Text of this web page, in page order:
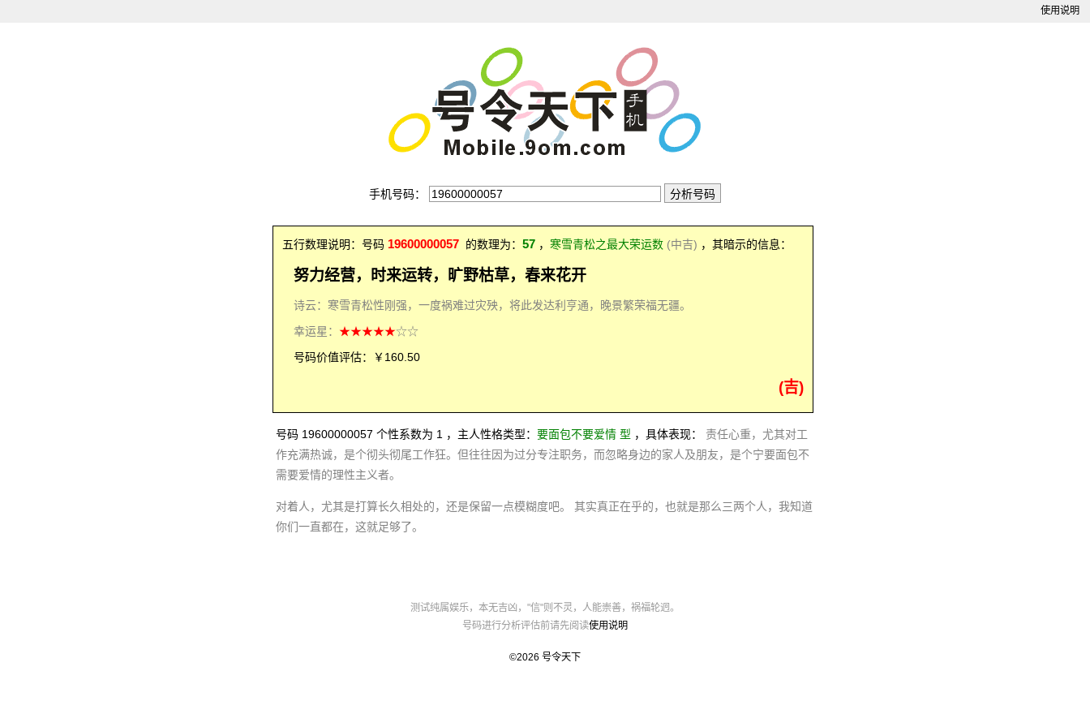
使用说明
手机号码：
五行数理说明：号码 19600000057 的数理为：57 ，寒雪青松之最大荣运数 (中吉) ，其暗示的信息：
努力经营，时来运转，旷野枯草，春来花开
诗云：寒雪青松性刚强，一度祸难过灾殃，将此发达利亨通，晚景繁荣福无疆。
幸运星：★★★★★☆☆
号码价值评估：￥160.50
(吉)
号码 19600000057 个性系数为 1 ，主人性格类型：要面包不要爱情 型 ，具体表现： 责任心重，尤其对工
作充满热诚，是个彻头彻尾工作狂。但往往因为过分专注职务，而忽略身边的家人及朋友，是个宁要面包不
需要爱情的理性主义者。
对着人，尤其是打算长久相处的，还是保留一点模糊度吧。 其实真正在乎的，也就是那么三两个人，我知道
你们一直都在，这就足够了。
测试纯属娱乐，本无吉凶，"信"则不灵，人能崇善，祸福轮迥。
号码进行分析评估前请先阅读使用说明
©2026 号令天下